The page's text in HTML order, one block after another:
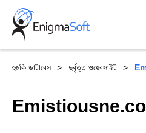
Skip
content
হুমকি ডাটাবেস দুর্বৃত্ত ওয়েবসাইট